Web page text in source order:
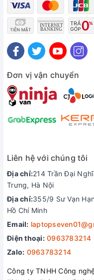
Bàn phím và
Bàn phím của Dell
chiếu sáng, các phím
nhạy và layout phím
đạt tiêu chuẩn Window
Kết luận : Dell Latitude
Hãy liên hệ với
Xrazer
Precision 5520 này nha.
Liên hệ ngay với đội
Đơn vị vận chuyển
Liên hệ với chúng tôi
Địa chỉ:214 Trần Đại
Trưng, Hà Nội
Địa chỉ:355/9 Sư Vạn
Hồ Chí Minh
Email:
Điện thoại: 0963783214
Zalo: 0963783214
Công ty TNHH Công